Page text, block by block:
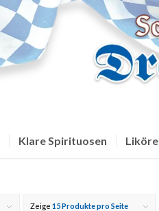
Klare Spirituosen Liköre
Zeige15 Produkte pro Seite